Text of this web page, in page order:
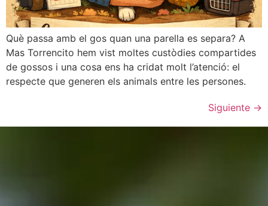
Què passa amb el gos quan una parella es separa? A
Mas Torrencito hem vist moltes custòdies compartides
de gossos i una cosa ens ha cridat molt l’atenció: el
respecte que generen els animals entre les persones.
Siguiente →